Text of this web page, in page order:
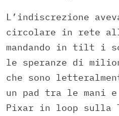
L’indiscrezione
circolare in rete
mandando in tilt i
le speranze di
che sono
un pad tra le mani
Pixar in loop sulla